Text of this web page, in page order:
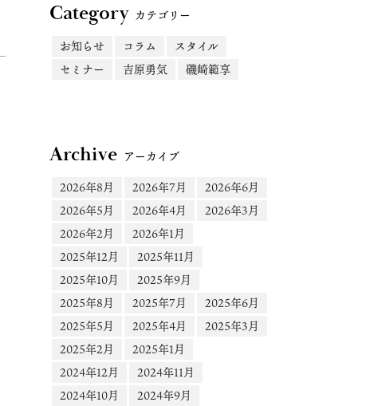
Categoryカテゴリー
お知らせ
コラム
スタイル
セミナー
吉原勇気 磯崎範享
Archive アーカイブ
2026年8月
2026年7月
2026年6月
2026年5月
2026年4月
2026年3月
2026年2月
2026年1月
2025年12月
2025年11月
2025年10月
2025年9月
2025年8月
2025年7月
2025年6月
2025年5月
2025年4月
2025年3月
2025年2月
2025年1月
2024年12月
2024年11月
2024年10月
2024年9月